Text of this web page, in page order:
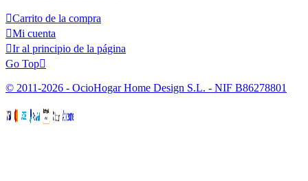
Carrito de la compra
Mi cuenta
Ir al principio de la página
Go Top
© 2011-2026 - OcioHogar Home Design S.L. - NIF B86278801